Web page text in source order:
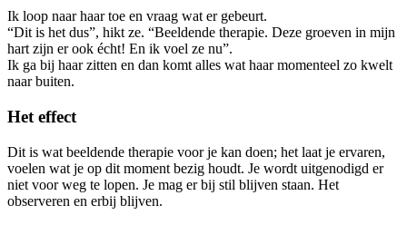
Ik loop naar haar toe en vraag wat er gebeurt.
“Dit is het dus”, hikt ze. “Beeldende therapie. Deze groeven in mijn
hart zijn er ook écht! En ik voel ze nu”.
Ik ga bij haar zitten en dan komt alles wat haar momenteel zo kwelt
naar buiten.
Het effect
Dit is wat beeldende therapie voor je kan doen; het laat je ervaren,
voelen wat je op dit moment bezig houdt. Je wordt uitgenodigd er
niet voor weg te lopen. Je mag er bij stil blijven staan. Het
observeren en erbij blijven.